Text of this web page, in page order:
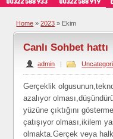
Home » 2023 » Ekim
Canlı Sohbet hattı
admin |
Gerçeklik
azalıyor
yüzüne çıktığını
çatışıyor olması,ikilem
olmakta.Gerçek veya